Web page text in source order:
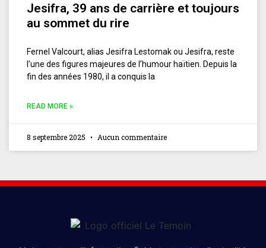
Jesifra, 39 ans de carrière et toujours
au sommet du rire
Fernel Valcourt, alias Jesifra Lestomak ou Jesifra, reste
l’une des figures majeures de l’humour haïtien. Depuis la
fin des années 1980, il a conquis la
READ MORE »
8 septembre 2025 Aucun commentaire